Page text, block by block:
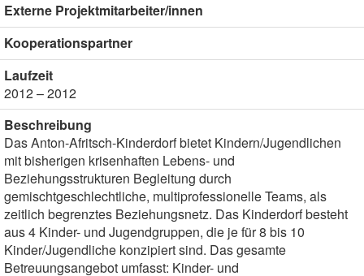
Externe Projektmitarbeiter/innen
Kooperationspartner
Laufzeit
2012 – 2012
Beschreibung
Das Anton-Afritsch-Kinderdorf bietet Kindern/Jugendlichen
mit bisherigen krisenhaften Lebens- und
Beziehungsstrukturen Begleitung durch
gemischtgeschlechtliche, multiprofessionelle Teams, als
zeitlich begrenztes Beziehungsnetz. Das Kinderdorf besteht
aus 4 Kinder- und Jugendgruppen, die je für 8 bis 10
Kinder/Jugendliche konzipiert sind. Das gesamte
Betreuungsangebot umfasst: Kinder- und